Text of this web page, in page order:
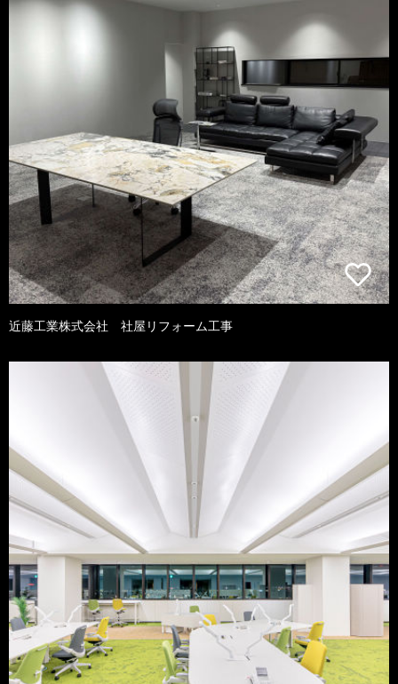
近藤工業株式会社 社屋リフォーム工事